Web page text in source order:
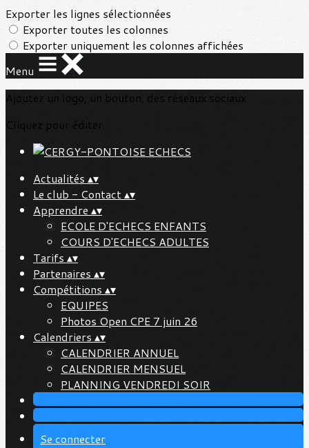
Exporter les lignes sélectionnées
Exporter toutes les colonnes
Exporter uniquement les colonnes affichées
Menu
Ajoutez un logo, un bouton, des réseaux sociaux
Cliquez pour éditer
Actualités ▴▾
Le club - Contact▴▾
Apprendre ▴▾
ECOLE D'ECHECS ENFANTS
COURS D'ECHECS ADULTES
Tarifs ▴▾
Partenaires ▴▾
Compétitions ▴▾
EQUIPES
Photos Open CPE 7 juin 26
Calendriers ▴▾
CALENDRIER ANNUEL
CALENDRIER MENSUEL
PLANNING VENDREDI SOIR
Se connecter